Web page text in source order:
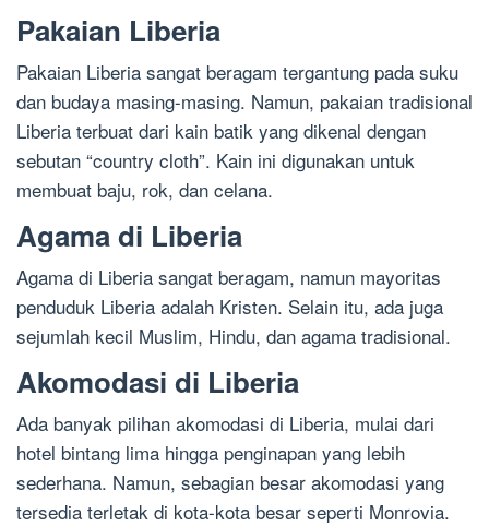
Pakaian Liberia
Pakaian Liberia sangat beragam tergantung pada suku
dan budaya masing-masing. Namun, pakaian tradisional
Liberia terbuat dari kain batik yang dikenal dengan
sebutan “country cloth”. Kain ini digunakan untuk
membuat baju, rok, dan celana.
Agama di Liberia
Agama di Liberia sangat beragam, namun mayoritas
penduduk Liberia adalah Kristen. Selain itu, ada juga
sejumlah kecil Muslim, Hindu, dan agama tradisional.
Akomodasi di Liberia
Ada banyak pilihan akomodasi di Liberia, mulai dari
hotel bintang lima hingga penginapan yang lebih
sederhana. Namun, sebagian besar akomodasi yang
tersedia terletak di kota-kota besar seperti Monrovia.